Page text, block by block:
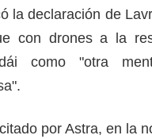
la declaración de
con drones a la
como "otra
por Astra, en la